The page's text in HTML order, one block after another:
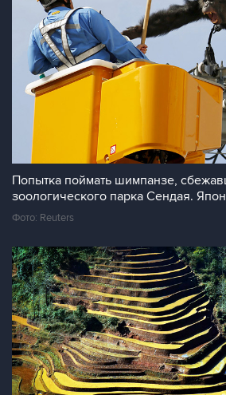
Попытка поймать шимпанзе,
зоологического парка Сендая.
Фото: Reuters